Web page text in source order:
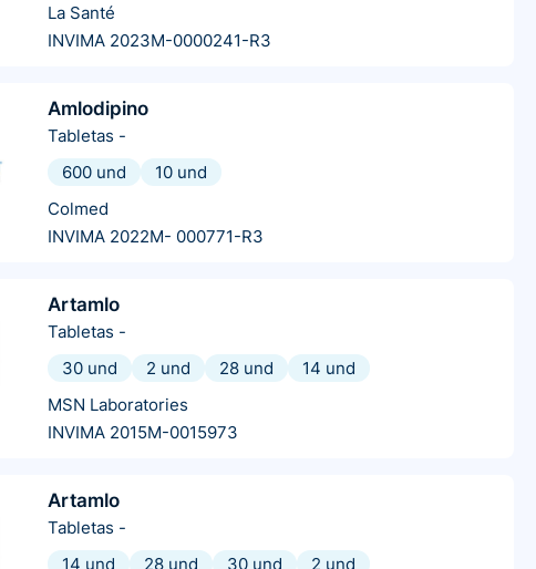
La Santé
INVIMA 2023M-0000241-R3
Amlodipino
Tabletas -
600 und
10 und
Colmed
INVIMA 2022M- 000771-R3
Artamlo
Tabletas -
30 und
2 und 28 und
14 und
MSN Laboratories
INVIMA 2015M-0015973
Artamlo
Tabletas -
14 und
28 und 30 und 2 und